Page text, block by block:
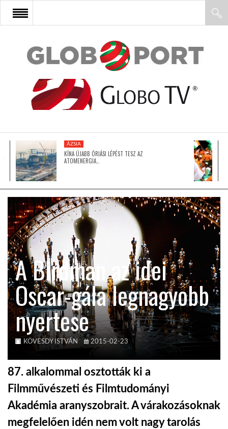
FŐOLDAL
AFRIKA
ÁZSIA
LATIN-AMERIKA
KÖZEL-KELET
AUSZTRÁLIA
A VILÁG ITTHON
ÁZSIA
KÍNA ÚJABB ÓRIÁSI LÉPÉST TESZ AZ
ATOMENERGIA…
A Birdman az idei
Oscar-gála legnagyobb
nyertese
KÖVESDY ISTVÁN 2015-02-23
87. alkalommal osztották ki a
Filmművészeti és Filmtudományi
Akadémia aranyszobrait. A várakozásoknak
megfelelően idén nem volt nagy tarolás